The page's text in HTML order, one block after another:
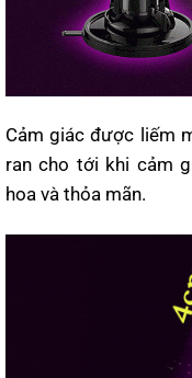
Cảm giác được liếm
ran cho tới khi cảm
hoa và thỏa mãn.